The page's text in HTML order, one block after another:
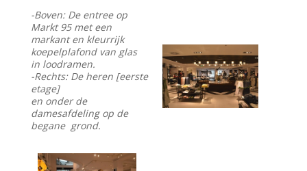
-Boven: De entree op
Markt 95 met een
markant en kleurrijk
koepelplafond van glas
in loodramen.
-Rechts: De heren [eerste
etage]
en onder de
damesafdeling op de
begane grond.